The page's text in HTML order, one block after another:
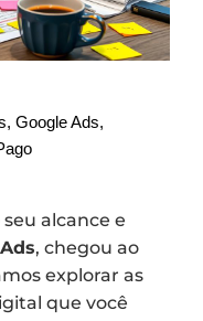
, Google Ads,
alcance e
, chegou ao
explorar as
que você